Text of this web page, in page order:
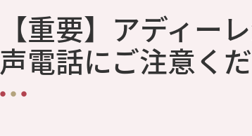
【重要】アディー
声電話にご注意く